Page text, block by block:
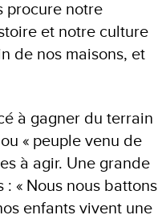
procure notre
et notre culture
de nos maisons, et
à gagner du terrain
« peuple venu de
à agir. Une grande
« Nous nous battons
enfants vivent une